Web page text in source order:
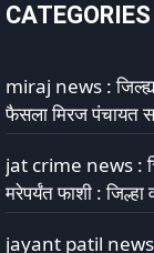
CATEGORIES
miraj news :
फैसला मिरज पंचायत
jat crime news :
मरेपर्यंत फाशी :
jayant patil news :